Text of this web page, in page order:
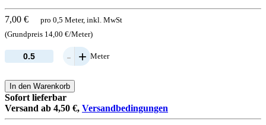
7,00 €
pro 0,5 Meter, inkl. MwSt
(Grundpreis 14,00 €/Meter)
- + Meter
In den Warenkorb
Sofort lieferbar
Versand ab 4,50 €, Versandbedingungen